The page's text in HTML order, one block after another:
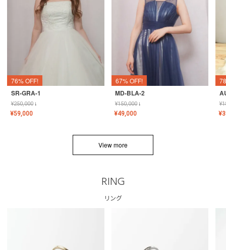
76% OFF!
SR-GRA-1
¥250,000↓
¥59,000
67% OFF!
MD-BLA-2
¥150,000↓
¥49,000
¥
¥
View more
RING
リング